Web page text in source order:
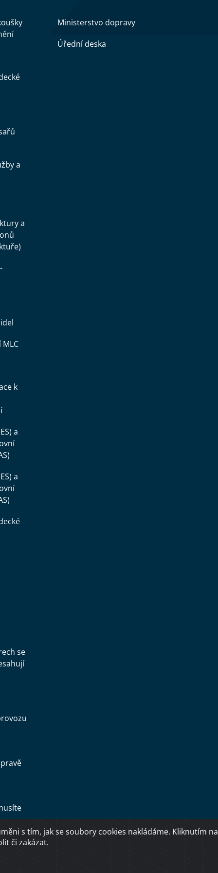
a
a
k
a
a
se
Ministerstvo dopravy
Úřední deska
Copyright © 2026 Ministerstvo dopravy ČR
s tím, jak se soubory cookies nakládáme. Kliknutím na
či zakázat.